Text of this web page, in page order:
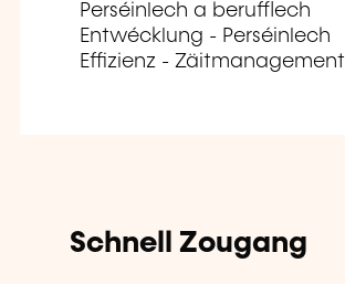
Perséinlech a berufflech
Entwécklung - Perséinlech
Effizienz - Zäitmanagement
Schnell Zougang